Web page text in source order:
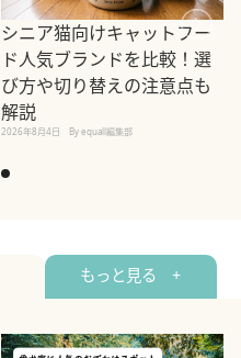
シニア猫向けキャットフー
ド人気ブランドを比較！選
び方や切り替えの注意点も
解説
2026年8月4日 By equall編集部
もっと見る +